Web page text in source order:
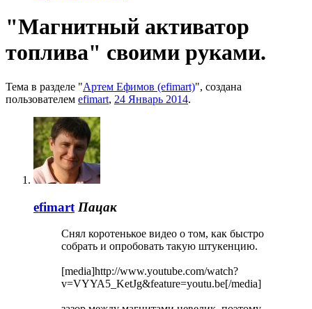
"Магнитный активатор
топлива" своими руками.
Тема в разделе "Артем Ефимов (efimart)", создана
пользователем efimart, 24 Январь 2014.
efimart Пацак
Снял коротенькое видео о том, как быстро
собрать и опробовать такую штукенцию.
[media]http://www.youtube.com/watch?
v=VYYA5_KetJg&feature=youtu.be[/media]